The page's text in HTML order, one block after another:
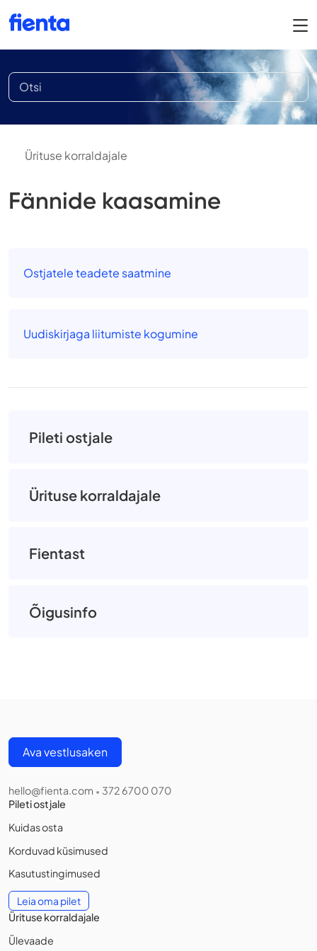
Ürituse korraldajale
Fännide kaasamine
Ostjatele teadete saatmine
Uudiskirjaga liitumiste kogumine
Pileti ostjale
Ürituse korraldajale
Fientast
Õigusinfo
Ava vestlusaken
hello@fienta.com • 372 6700 070
Pileti ostjale
Kuidas osta
Korduvad küsimused
Kasutustingimused
Leia oma pilet
Ürituse korraldajale
Ülevaade